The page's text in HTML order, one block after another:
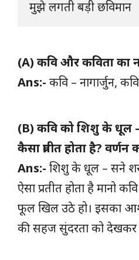
मुझे लगती बड़ी छविमान
(A) कवि और कविता का
Ans:- कवि – नागार्जुन,
(B) कवि को शिशु के धूल
कैसा प्रतीत होता है? वर्णन
Ans:- शिशु के धूल – सने
ऐसा प्रतीत होता है मानो
फूल खिल उठे हो। इसका
की सहज सुंदरता को देखकर